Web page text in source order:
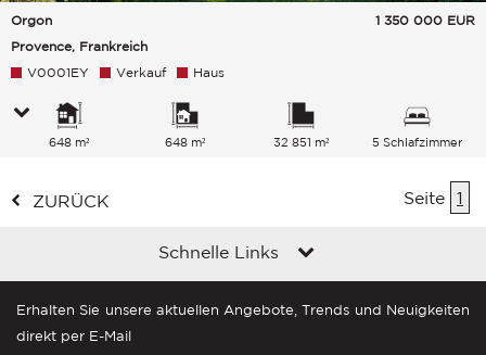
Orgon
Provence, Frankreich
1 350 000 EUR
V0001EY Verkauf Haus
648 m² 648 m² 32 851 m² 5 Schlafzimmer
ZURÜCK Seite 1
Schnelle Links
Erhalten Sie unsere aktuellen Angebote, Trends und Neuigkeiten
direkt per E-Mail